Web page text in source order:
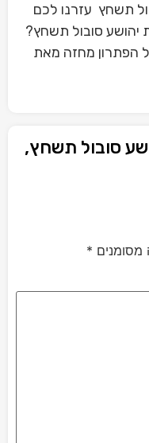
תשחץ עזרנו לכם
סובול תשחץ?
הפתרון מחזה מאת
סובול תשחץ,
*